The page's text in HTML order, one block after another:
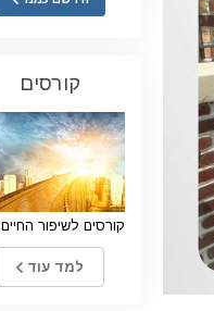
ילדים
כלים למקום העבודה
אתיקה ומצבי הפעולה
הגורם לדיכוי
חקירות
יסודות ההתארגנות
היסודות של יחסי ציבור
קורסים
קורסים לשיפור החיים
למד עוד